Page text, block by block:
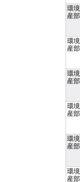
環
産部
環
産部
環
産部
環
産部
環
産部
環
産部